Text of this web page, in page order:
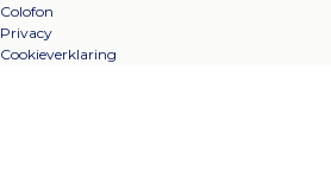
Colofon
Privacy
Cookieverklaring